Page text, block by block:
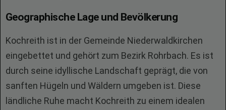
Geographische Lage und Bevölkerung
Kochreith ist in der Gemeinde Niederwaldkirchen
eingebettet und gehört zum Bezirk Rohrbach. Es ist
durch seine idyllische Landschaft geprägt, die von
sanften Hügeln und Wäldern umgeben ist. Diese
ländliche Ruhe macht Kochreith zu einem idealen